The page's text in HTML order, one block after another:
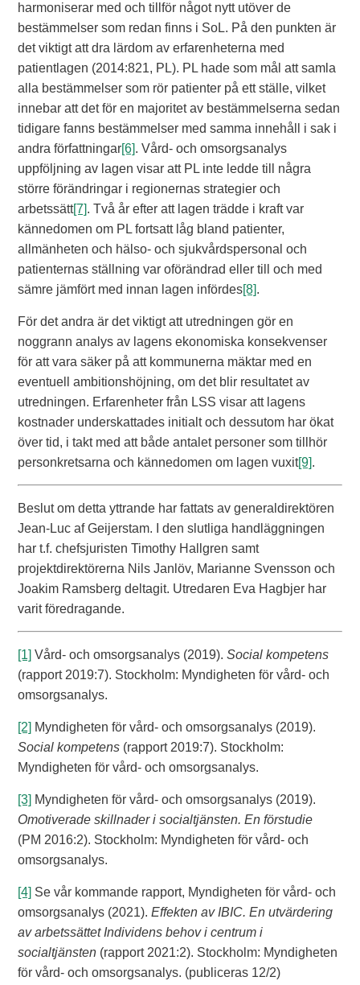
harmoniserar med och tillför något nytt utöver de
bestämmelser som redan finns i SoL. På den punkten är
det viktigt att dra lärdom av erfarenheterna med
patientlagen (2014:821, PL). PL hade som mål att samla
alla bestämmelser som rör patienter på ett ställe, vilket
innebar att det för en majoritet av bestämmelserna sedan
tidigare fanns bestämmelser med samma innehåll i sak i
andra författningar[6]. Vård- och omsorgsanalys
uppföljning av lagen visar att PL inte ledde till några
större förändringar i regionernas strategier och
arbetssätt[7]. Två år efter att lagen trädde i kraft var
kännedomen om PL fortsatt låg bland patienter,
allmänheten och hälso- och sjukvårdspersonal och
patienternas ställning var oförändrad eller till och med
sämre jämfört med innan lagen infördes[8].
För det andra är det viktigt att utredningen gör en
noggrann analys av lagens ekonomiska konsekvenser
för att vara säker på att kommunerna mäktar med en
eventuell ambitionshöjning, om det blir resultatet av
utredningen. Erfarenheter från LSS visar att lagens
kostnader underskattades initialt och dessutom har ökat
över tid, i takt med att både antalet personer som tillhör
personkretsarna och kännedomen om lagen vuxit[9].
Beslut om detta yttrande har fattats av generaldirektören
Jean-Luc af Geijerstam. I den slutliga handläggningen
har t.f. chefsjuristen Timothy Hallgren samt
projektdirektörerna Nils Janlöv, Marianne Svensson och
Joakim Ramsberg deltagit. Utredaren Eva Hagbjer har
varit föredragande.
[1] Vård- och omsorgsanalys (2019).Social kompetens
(rapport 2019:7). Stockholm: Myndigheten för vård- och
omsorgsanalys.
[2] Myndigheten för vård- och omsorgsanalys (2019).
Social kompetens (rapport 2019:7). Stockholm:
Myndigheten för vård- och omsorgsanalys.
[3] Myndigheten för vård- och omsorgsanalys (2019).
Omotiverade skillnader i socialtjänsten. En förstudie
(PM 2016:2). Stockholm: Myndigheten för vård- och
omsorgsanalys.
[4] Se vår kommande rapport, Myndigheten för vård- och
omsorgsanalys (2021).Effekten av IBIC. En utvärdering
av arbetssättet Individens behov i centrum i
socialtjänsten (rapport 2021:2). Stockholm: Myndigheten
för vård- och omsorgsanalys. (publiceras 12/2)